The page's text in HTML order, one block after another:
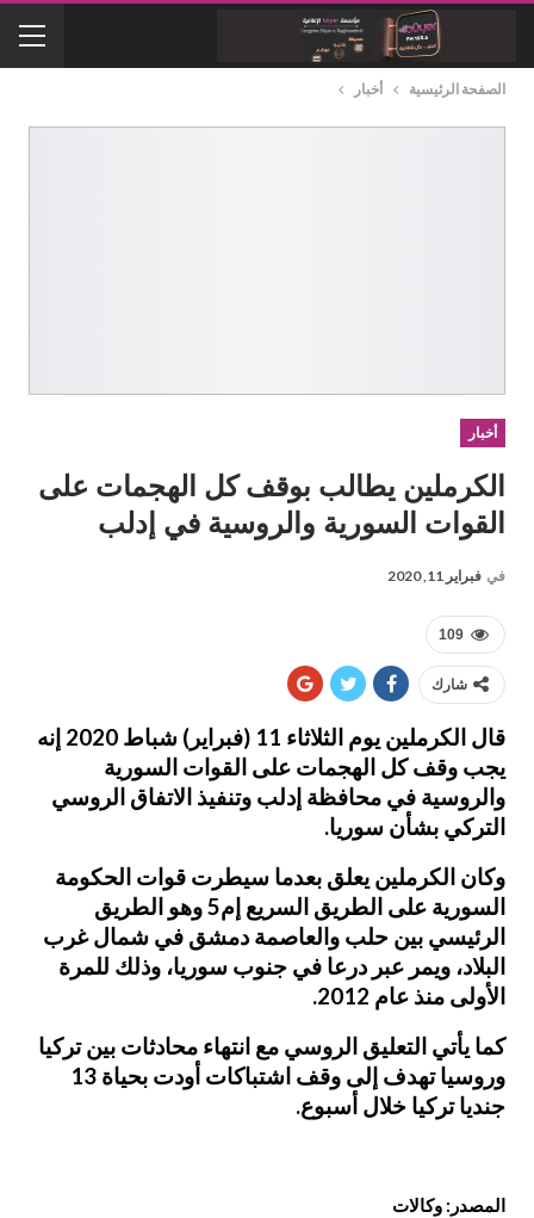
الصفحة الرئيسية أخبار
أخبار
الكرملين يطالب بوقف كل الهجمات على
القوات السورية والروسية في إدلب
في فبراير 11, 2020
109
شارك
قال الكرملين يوم الثلاثاء 11 (فبراير) شباط 2020 إنه
يجب وقف كل الهجمات على القوات السورية
والروسية في محافظة إدلب وتنفيذ الاتفاق الروسي
التركي بشأن سوريا.
وكان الكرملين يعلق بعدما سيطرت قوات الحكومة
السورية على الطريق السريع إم5 وهو الطريق
الرئيسي بين حلب والعاصمة دمشق في شمال غرب
البلاد، ويمر عبر درعا في جنوب سوريا، وذلك للمرة
الأولى منذ عام 2012.
كما يأتي التعليق الروسي مع انتهاء محادثات بين تركيا
وروسيا تهدف إلى وقف اشتباكات أودت بحياة 13
جنديا تركيا خلال أسبوع.
المصدر: وكالات